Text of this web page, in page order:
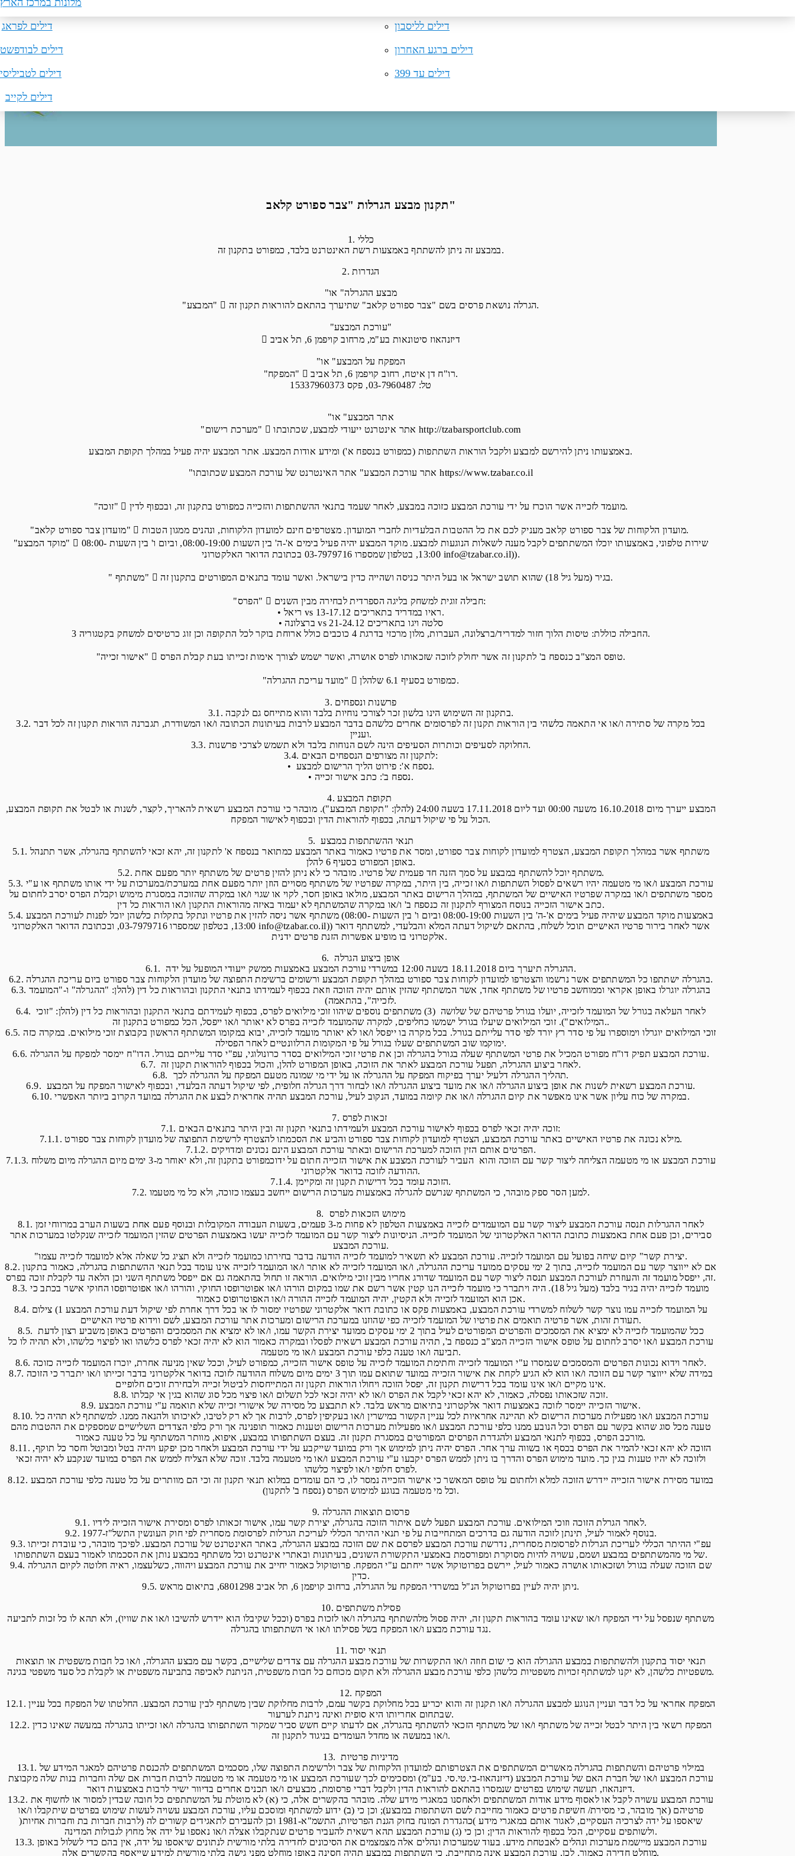
טיסות ללונדון
טיסות לברלין
טיסות למינכן
מלונות באילת
דילים לפריז
דילים לפראג
דילים לבודפשט
דילים לטביליסי
דילים לקייב
דילים לליסבון
דילים ברגע האחרון
דילים עד 399
מלונות במרכז הארץ
תקנון הרשמה למועדון צבר ספורט קלאב
תקנון מבצע הגרלות "צבר ספורט קלאב"
1. כללי
במבצע זה ניתן להשתתף באמצעות רשת האינטרנט בלבד, כמפורט בתקנון זה.
2. הגדרות
"מבצע ההגרלה" או
"המבצע"  הגרלה נושאת פרסים בשם "צבר ספורט קלאב" שתיערך בהתאם להוראות תקנון זה.
"עורכת המבצע"
 דיזנהאוז סיטונאות בע"מ, מרחוב קויפמן 6, תל אביב
"המפקח על המבצע" או
"המפקח"  רו"ח דן איטח, רחוב קויפמן 6, תל אביב.
טל: 03-7960487, פקס 15337960373
"אתר המבצע" או
"מערכת רישום"  אתר אינטרנט ייעודי למבצע, שכתובתו http://tzabarsportclub.com
באמצעותו ניתן להירשם למבצע ולקבל הוראות השתתפות (כמפורט בנספח א') ומידע אודות המבצע. אתר המבצע יהיה פעיל במהלך תקופת המבצע.
"אתר עורכת המבצע" אתר האינטרנט של עורכת המבצע שכתובתו https://www.tzabar.co.il
"זוכה"  מועמד לזכייה אשר הוכרז על ידי עורכת המבצע כזוכה במבצע, לאחר שעמד בתנאי ההשתתפות והזכייה כמפורט בתקנון זה, ובכפוף לדין.
"מועדון צבר ספורט קלאב"  מועדון הלקוחות של צבר ספורט קלאב מעניק לכם את כל ההטבות הבלעדיות לחברי המועדון. מצטרפים חינם למועדון הלקוחות, ונהנים ממגון הטבות.
"מוקד המבצע"  שירות טלפוני, באמצעותו יוכלו המשתתפים לקבל מענה לשאלות הנוגעות למבצע. מוקד המבצע יהיה פעיל בימים א'-ה' בין השעות 08:00-19:00, וביום ו' בין השעות 08:00-
13:00, בטלפון שמספרו 03-7979716 בכתובת הדואר האלקטרוני info@tzabar.co.il)).
" משתתף"  בגיר (מעל גיל 18) שהוא תושב ישראל או בעל היתר כניסה ושהייה כדין בישראל. ואשר עומד בתנאים המפורטים בתקנון זה.
"הפרס"  חבילה זוגית למשחק בליגה הספרדית לבחירה מבין השנים:
• ריאל vs ראיו במדריד בתאריכים 13-17.12.
• ברצלונה vs סלטה ויגו בתאריכים 21-24.12
החבילה כוללת: טיסות הלוך חזור למדריד/ברצלונה, העברות, מלון מרכזי בדרגת 4 כוכבים כולל ארוחת בוקר לכל התקופה וכן זוג כרטיסים למשחק בקטגוריה 3.
"אישור זכייה"  טופס המצ"ב כנספח ב' לתקנון זה אשר יחולק לזוכה שזכאותו לפרס אושרה, ואשר ישמש לצורך אימות זכייתו בעת קבלת הפרס.
"מועד עריכת ההגרלה"  כמפורט בסעיף 6.1 שלהלן.
3. פרשנות ונספחים
3.1. בתקנון זה השימוש הינו בלשון זכר לצורכי נוחיות בלבד והוא מתייחס גם לנקבה.
3.2. בכל מקרה של סתירה ו/או אי התאמה כלשהי בין הוראות תקנון זה לפרסומים אחרים כלשהם בדבר המבצע לרבות בעיתונות הכתובה ו/או המשודרת, תגברנה הוראות תקנון זה לכל דבר
ועניין.
3.3. החלוקה לסעיפים וכותרות הסעיפים הינה לשם הנוחות בלבד ולא תשמש לצרכי פרשנות.
3.4. לתקנון זה מצורפים הנספחים הבאים:
• נספח א': פירוט הליך הרישום למבצע.
• נספח ב': כתב אישור זכייה.
המבצע ייערך מיום 16.10.2018 משעה 00:00 ועד ליום 17.11.2018 בשעה 24:00 (להלן: "תקופת המבצע"). מובהר כי עורכת המבצע רשאית להאריך, לקצר, לשנות או לבטל את תקופת המבצע,
הכול על פי שיקול דעתה, בכפוף להוראות הדין ובכפוף לאישור המפקח.
5. תנאי ההשתתפות במבצע
5.1. משתתף אשר במהלך תקופת המבצע, הצטרף למועדון לקוחות צבר ספורט, ומסר את פרטיו כאמור באתר המבצע כמתואר בנספח א' לתקנון זה, יהא זכאי להשתתף בהגרלה, אשר תתנהל
באופן המפורט בסעיף 6 להלן.
5.2. משתתף יוכל להשתתף במבצע על סמך הזנה חד פעמית של פרטיו. מובהר כי לא ניתן להזין פרטים של משתתף יותר מפעם אחת.
5.3. עורכת המבצע ו/או מי מטעמה יהיו רשאים לפסול השתתפות ו/או זכייה, בין היתר, במקרה שפרטיו של משתתף מסויים הוזן יותר מפעם אחת במערכת/במערכות על ידי אותו משתתף או ע"י
מספר משתתפים ו/או במקרה שפרטיו האישיים של המשתתף, במהלך הרישום באתר המבצע, מולאו באופן חסר, לקוי או שגוי ו/או במקרה שהזוכה במסגרת מימוש וקבלת הפרס יסרב לחתום על
כתב אישור הזכייה בנוסח המצורף לתקנון זה כנספח ב' ו/או במקרה שהמשתתף לא יעמוד באיזה מהוראות התקנון ו/או הוראות כל דין.
5.4. משתתף אשר ניסה להזין את פרטיו ונתקל בתקלות כלשהן יוכל לפנות לעורכת המבצע (באמצעות מוקד המבצע שיהיה פעיל בימים א'-ה' בין השעות 08:00-19:00 וביום ו' בין השעות 08:00-
13:00, בטלפון שמספרו 03-7979716, ובכתובת הדואר האלקטרוני info@tzabar.co.il)) אשר לאחר בירור פרטיו האישיים תוכל לשלוח, בהתאם לשיקול דעתה המלא והבלעדי, למשתתף דואר
אלקטרוני בו מופיע אפשרות הזנת פרטים ידנית.
6. אופן ביצוע הגרלה
6.1. ההגרלה תיערך ביום 18.11.2018 בשעה 12:00 במשרדי עורכת המבצע באמצעות ממשק ייעודי המופעל על ידה.
6.2. בהגרלה ישתתפו כל המשתתפים אשר נרשמו והצטרפו למועדון לקוחות צבר ספורט במהלך תקופת המבצע ורשומים ברשימת התפוצה של מועדון הלקוחות צבר ספורט ביום עריכת ההגרלה.
6.3. בהגרלה יוגרלו באופן אקראי וממוחשב פרטיו של משתתף אחד, אשר המשתתף שהזין אותם יהיה הזוכה וזאת בכפוף לעמידתו בתנאי התקנון ובהוראות כל דין (להלן: "ההגרלה" ו-"המועמד
לזכייה", בהתאמה).
6.4. לאחר העלאה בגורל של המועמד לזכייה, יועלו בגורל פרטיהם של שלושה (3) משתתפים נוספים שיהוו זוכי מילואים לפרס, בכפוף לעמידתם בתנאי התקנון ובהוראות כל דין (להלן: "זוכי
המילואים"). זוכי המילואים שיעלו בגורל ישמשו כחליפים, למקרה שהמועמד לזכייה בפרס לא יאותר ו/או ייפסל, הכל כמפורט בתקנון זה..
6.5. זוכי המילואים יוגרלו וימוספרו על פי סדר רץ יורד לפי סדר עלייתם בגורל. בכל מקרה בו ייפסל ו/או לא יאותר מועמד לזכייה, יבוא במקומו המשתתף הראשון בקבוצת זוכי מילואים. במקרה כזה
ימוקמו שוב המשתתפים שעלו בגורל על פי המקומות הרלוונטיים לאחר הפסילה.
6.6. עורכת המבצע תפיק דו"ח מפורט המכיל את פרטי המשתתף שעלה בגורל בהגרלה וכן את פרטי זוכי המילואים בסדר כרונולוגי, עפ"י סדר עלייתם בגורל. הדו"ח יימסר למפקח על ההגרלה.
6.7. לאחר ביצוע ההגרלה, תפעל עורכת המבצע לאתר את הזוכה, באופן המפורט להלן, והכול בכפוף להוראות תקנון זה.
6.8. תהליך ההגרלה דלעיל יערך בפיקוח המפקח על ההגרלה או על ידי מי שמונה מטעם המפקח על ההגרלה לכך.
6.9. עורכת המבצע רשאית לשנות את אופן ביצוע ההגרלה ו/או את מועד ביצוע ההגרלה ו/או לבחור דרך הגרלה חלופית, לפי שיקול דעתה הבלעדי, ובכפוף לאישור המפקח על המבצע.
6.10. במקרה של כוח עליון אשר אינו מאפשר את קיום ההגרלה ו/או את קיומה במועד, הנקוב לעיל, עורכת המבצע תהיה אחראית לבצע את ההגרלה במועד הקרוב ביותר האפשרי.
7.1. זוכה יהיה זכאי לפרס בכפוף לאישור עורכת המבצע ולעמידתו בתנאי תקנון זה ובין היתר בתנאים הבאים:
7.1.1. מילא נכונה את פרטיו האישיים באתר עורכת המבצע, הצטרף למועדון לקוחות צבר ספורט והביע את הסכמתו להצטרף לרשימת התפוצה של מועדון לקוחות צבר ספורט.
7.1.2. הפרטים אותם הזין הזוכה למערכת הרישום ובאתר עורכת המבצע הינם נכונים ומדויקים.
7.1.3. עורכת המבצע או מי מטעמה הצליחה ליצור קשר עם הזוכה והוא העביר לעורכת המצבע את אישור הזכייה חתום על ידוכמפורט בתקנון זה, ולא יאוחר מ-3 ימים מיום ההגרלה מיום משלוח
ההודעה לזוכה בדואר אלקטרוני.
7.1.4. הזוכה עומד בכל דרישות תקנון זה ומקיימן.
7.2. למען הסר ספק מובהר, כי המשתתף שנרשם להגרלה באמצעות מערכות הרישום ייחשב בעצמו כזוכה, ולא כל מי מטעמו.
8. מימוש הזכאות לפרס
8.1. לאחר ההגרלות תנסה עורכת המבצע ליצור קשר עם המועמדים לזכייה באמצעות הטלפון לא פחות מ-3 פעמים, בשעות העבודה המקובלות ובנוסף פעם אחת בשעות הערב במרווחי זמן
סבירים, וכן פעם אחת באמצעות כתובת הדואר האלקטרוני של המועמד לזכייה. הניסיונות ליצור קשר עם המועמד לזכייה יעשו באמצעות הפרטים שהזין המועמד לזכייה שנקלטו במערכות אתר
עורכת המבצע.
"יצירת קשר" קיום שיחה בפועל עם המועמד לזכייה. עורכת המבצע לא תשאיר למועמד לזכייה הודעה בדבר בחירתו כמועמד לזכייה ולא תציג כל שאלה אלא למועמד לזכייה עצמו.
8.2. אם לא ייווצר קשר עם המועמד לזכייה, בתוך 2 ימי עסקים ממועד עריכת ההגרלה, ו/או המועמד לזכייה לא אותר ו/או המועמד לזכייה אינו עומד בכל תנאי ההשתתפות בהגרלה, כאמור בתקנון
זה, ייפסל מועמד זה והעוזרת לעורכת המבצע תנסה ליצור קשר עם המועמד שדורג אחריו מבין זוכי מילואים. הוראה זו תחול בהתאמה גם אם ייפסל משתתף השני וכן הלאה עד לקבלת זוכה בפרס.
8.3. מועמד לזכייה יהיה בגיר בלבד (מעל גיל 18). היה ויתברר כי מועמד לזכייה הנו קטין אשר רשם את שמו במקום הורהו ו/או אפוטרופסו החוקי, והורהו ו/או אפוטרופסו החוקי אישר בכתב כי
אכן הוא המועמד לזכייה ולא הקטין, יהיה המועמד לזכייה ההורה ו/או האפוטרופוס כאמור.
8.4. על המועמד לזכייה עמו נוצר קשר לשלוח למשרדי עורכת המבצע, באמצעות פקס או כתובת דואר אלקטרוני שפרטיו ימסור לו או בכל דרך אחרת לפי שיקול דעת עורכת המבצע 1) צילום
תעודת זהות, אשר פרטיה תואמים את פרטיו של המועמד לזכייה כפי שהוזנו במערכת הרישום ומערכות אתר עורכת המבצע, לשם ווידוא פרטיו האישיים.
8.5. ככל שהמועמד לזכייה לא ימציא את המסמכים והפרטים המפורטים לעיל בתוך 2 ימי עסקים ממועד יצירת הקשר עמו, ו/או לא ימציא את המסמכים והפרטים באופן משביע רצון לדעת
עורכת המבצע ו/או יסרב לחתום על טופס אישור הזכייה המצ"ב כנספח ב', תהיה עורכת המבצע רשאית לפסלו ובמקרה כאמור הוא לא יהיה זכאי לפרס כלשהו ואו לפיצוי כלשהו, ולא תהיה לו כל
תביעה ו/או טענה כלפי עורכת המבצע ו/או מי מטעמה.
8.6. לאחר וידוא נכונות הפרטים והמסמכים שנמסרו ע"י המועמד לזכייה וחתימת המועמד לזכייה על טופס אישור הזכייה, כמפורט לעיל, וככל שאין מניעה אחרת, יוכרז המועמד לזכייה כזוכה.
8.7. במידה שלא ייווצר קשר עם הזוכה ו/או הוא לא הגיע לקחת את אישור הזכייה במועד שתואם עמו תוך 3 ימים מיום משלוח ההודעה לזוכה בדואר אלקטרוני בדבר זכייתו ו/או יתברר כי הזוכה
אינו מקיים ו/או אינו עומד בכל דרישות תקנון זה, יפסל הזוכה ויחולו הוראות תקנון זה המתייחסות לביטול זכייה ולבחירת זוכים חלופיים.
8.8. זוכה שזכאותו נפסלה, כאמור, לא יהא זכאי לקבל את הפרס ו/או לא יהיה זכאי לכל תשלום ו/או פיצוי מכל סוג שהוא בגין אי קבלתו.
8.9. אישור הזכייה יימסר לזוכה באמצעות דואר אלקטרוני בתיאום מראש בלבד. לא תתבצע כל מסירה של אישורי זכייה שלא תואמה ע"י עורכת המבצע.
8.10. עורכת המבצע ו/או מפעילות מערכות הרישום לא תהיינה אחראיות לכל עניין הקשור במישרין ו/או בעקיפין לפרס, לרבות אך לא רק לטיבו, לאיכותו ולהנאה ממנו. למשתתף לא תהיה כל
טענה מכל סוג שהוא בקשר עם הפרס וכל הנובע ממנו כלפי עורכת המבצע ו/או מפעילות מערכות הרישום וטענות כאמור תופנינה אך ורק כלפי הצדדים השלישיים שמספקים את ההטבות מהם
מורכב הפרס, בכפוף לתנאי המבצע ולהגדרת הפרסים המפורטים במסגרת תקנון זה. בעצם השתתפותו במבצע, איפוא, מוותר המשתתף על כל טענה כאמור.
8.11. הזוכה לא יהא זכאי להמיר את הפרס בכסף או בשווה ערך אחר. הפרס יהיה ניתן למימוש אך ורק במועד שייקבע על ידי עורכת המבצע ולאחר מכן יפקע ויהיה בטל ומבוטל וחסר כל תוקף,
ולזוכה לא יהיו טענות בגין כך. מועד מימוש הפרס והדרך בו ניתן לממש הפרס יקבעו ע"י עורכת המבצע ו/או מי מטעמה בלבד. זוכה שלא הצליח לממש את הפרס במועד שנקבע לא יהיה זכאי
לפרס חלופי ו/או לפיצוי כלשהו.
8.12. במועד מסירת אישור הזכייה יידרש הזוכה למלא ולחתום על טופס המאשר כי אישור הזכייה נמסר לו, כי הם עומדים במלוא תנאי תקנון זה וכי הם מוותרים על כל טענה כלפי עורכת המבצע
וכל מי מטעמה בנוגע למימוש הפרס (נספח ב' לתקנון).
9. פרסום תוצאות ההגרלה
9.1. לאחר הגרלת הזוכה וזוכי המילואים. עורכת המבצע תפעל לשם איתור הזוכה בהגרלה, יצירת קשר עמו, אישור זכאותו לפרס ומסירת אישור הזכייה לידיו.
9.2. בנוסף לאמור לעיל, תינתן לזוכה הודעה גם בדרכים המתחייבות על פי תנאי ההיתר הכללי לעריכת הגרלות לפרסומת מסחרית לפי חוק העונשין התשל"ז-1977.
9.3. עפ"י ההיתר הכללי לעריכת הגרלות לפרסומת מסחרית, נדרשת עורכת המבצע לפרסם את שם הזוכה במבצע ההגרלה, באתר האינטרנט של עורכת המבצע. לפיכך מובהר, כי עובדת זכייתו
של מי מהמשתתפים במבצע ושמם, עשויה להיות מסוקרת ומפורסמת באמצעי התקשורת השונים, בעיתונות ובאתרי אינטרנט וכל משתתף במבצע נותן את הסכמתו לאמור בעצם השתתפותו.
9.4. שם הזוכה שעלה בגורל ושזכאותו אושרה כאמור לעיל, יירשם בפרוטוקול אשר ייחתם ע"י המפקח. פרוטוקול כאמור יחייב את עורכת המבצע ויהווה, כשלעצמו, ראיה חלוטה לקיום ההגרלה
כדין.
9.5. ניתן יהיה לעיין בפרוטוקול הנ"ל במשרדי המפקח על ההגרלה, ברחוב קויפמן 6, תל אביב 6801298, בתיאום מראש.
10. פסילת משתתפים
משתתף שנפסל על ידי המפקח ו/או שאינו עומד בהוראות תקנון זה, יהיה פסול מלהשתתף בהגרלה ו/או לזכות בפרס (וככל שקיבלו הוא יידרש להשיבו ו/או את שוויו), ולא תהא לו כל זכות לתביעה
נגד עורכת מבצע ו/או המפקח בשל פסילתו ו/או אי השתתפותו בהגרלה.
11. תנאי יסוד
תנאי יסוד בתקנון ולהשתתפות במבצע ההגרלה הוא כי שום חוזה ו/או התקשרות של עורכת מבצע ההגרלה עם צדדים שלישיים, בקשר עם מבצע ההגרלה, ו/או כל חבות משפטית או תוצאות
משפטיות כלשהן, לא יקנו למשתתף זכויות משפטיות כלשהן כלפי עורכת מבצע ההגרלה ולא תקום מכוחם כל חבות משפטית, הניתנת לאכיפה בתביעה משפטית או לקבלת כל סעד משפטי בגינה.
12. המפקח
12.1. המפקח אחראי על כל דבר ועניין הנוגע למבצע ההגרלה ו/או תקנון זה והוא יכריע בכל מחלוקת בקשר עמם, לרבות מחלוקת שבין משתתף לבין עורכת המבצע. החלטתו של המפקח בכל עניין
שבתחום אחריותו היא סופית ואינה ניתנת לערעור.
12.2. המפקח רשאי בין היתר לבטל זכייה של משתתף ו/או של משתתף הזכאי להשתתף בהגרלה, אם לדעתו קיים חשש סביר שמקור השתתפותו בהגרלה ו/או זכייתו בהגרלה במעשה שאינו כדין
ו/או במעשה או מחדל העומדים בניגוד לתקנון זה.
13. מדיניות פרטיות
13.1. במילוי פרטיהם והשתתפות בהגרלה מאשרים המשתתפים את הצטרפותם למועדון הלקוחות של צבר ולרשימת התפוצה שלו, מסכמים המשתתפים להכנסת פרטיהם למאגר המידע של
עורכת המבצע ו/או של חברת האם של עורכת המבצע (דיזנהאוז-בי.טי.סי. בע"מ) ומסכימים לכך שעורכת המבצע או מי מטעמה או מי מטעמה לרבות חברות אם שלה וחברות בנות שלה מקבוצת
דיזנהאוז, תעשה שימוש בפרטים שנמסרו בהתאם להוראות הדין ולקבל דברי פרסומת, מבצעים ו/או תכנים אחרים בדיוור ישיר לרבות באמצעות דואר.
13.2. עורכת המבצע עשויה לקבל או לאסוף מידע אודות המשתתפים ולאחסנו במאגרי מידע שלה. מובהר בהקשרים אלה, כי (א) לא מוטלת על המשתתפים כל חובה שבדין למסור או לחשוף את
פרטיהם (אך מובהר, כי מסירת/ חשיפת פרטים כאמור מחייבת לשם השתתפות במבצע); וכן כי (ב) ידוע למשתתף ומוסכם עליו, עורכת המבצע עשויה לעשות שימוש בפרטים שיתקבלו ו/או
שיאספו על ידה לצרכיה העסקיים, לאגור אותם במאגרי מידע )כהגדרת המונח בחוק הגנת הפרטיות, התשמ"א-1981 וכן להעבירם לתאגידים קשורים לה (לרבות חברות בת וחברות אחיות(
ולשותפים עסקיים, הכל בכפוף להוראות הדין; וכן כי (ג) עורכת המבצע תהא רשאית להעביר פרטים שנתקבלו אצלה ו/או נאספו על ידה אל מחוץ לגבולות המדינה.
13.3. עורכת המבצע מיישמת מערכות ונהלים לאבטחת מידע. בעוד שמערכות ונהלים אלה מצמצמים את הסיכונים לחדירה בלתי מורשית לנתונים שיאספו על ידה, אין בהם כדי לשלול באופן
מוחלט חדירה כאמור. לכן, עורכת המבצע אינה מתחייבת, כי השתתפות במבצע תהיה חסינה באופן מוחלט מפני גישה בלתי מורשית למידע שייאסף בהקשרים אלה.